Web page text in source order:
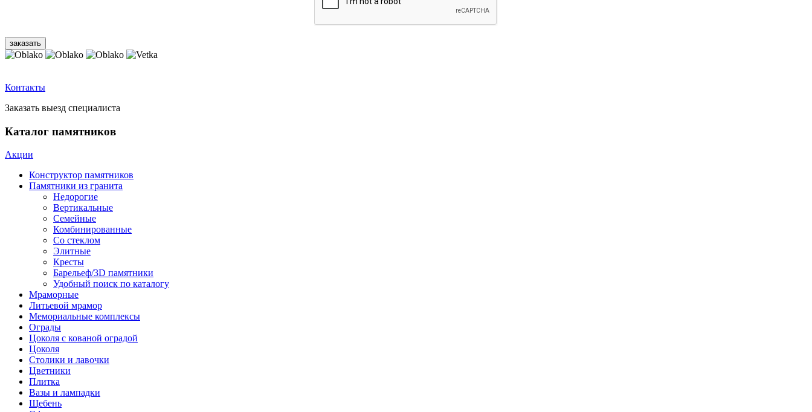
Контакты
Заказать выезд специалиста
Каталог памятников
Акции
Конструктор памятников
Памятники из гранита
Недорогие
Вертикальные
Семейные
Комбинированные
Со стеклом
Элитные
Кресты
Барельеф/3D памятники
Удобный поиск по каталогу
Мраморные
Литьевой мрамор
Мемориальные комплексы
Ограды
Цоколя с кованой оградой
Цоколя
Столики и лавочки
Цветники
Плитка
Вазы и лампадки
Щебень